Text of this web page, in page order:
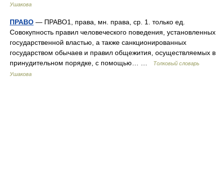
Ушакова
ПРАВО — ПРАВО1, права, мн. права, ср. 1. только ед.
Совокупность правил человеческого поведения, установленных
государственной властью, а также санкционированных
государством обычаев и правил общежития, осуществляемых в
принудительном порядке, с помощью… …
Толковый словарь
Ушакова